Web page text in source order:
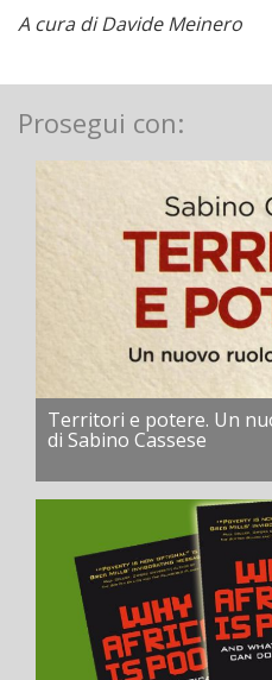
A cura di Davide Meinero
Prosegui con:
Territori e potere. Un
di Sabino Cassese